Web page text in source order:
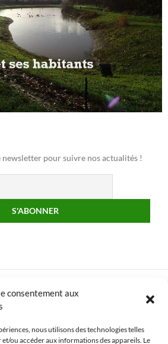
consentement aux
nous utilisons des technologies telles
ou accéder aux informations des appareils. Le
pour suivre nos actualités !